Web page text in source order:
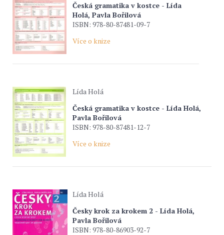
Česká gramatika v kostce - Lída
Holá, Pavla Bořilová
ISBN: 978-80-87481-09-7
Více o knize
Lída Holá
Česká gramatika v kostce - Lída Holá,
Pavla Bořilová
ISBN: 978-80-87481-12-7
Více o knize
Lída Holá
Česky krok za krokem 2 - Lída Holá,
Pavla Bořilová
ISBN: 978-80-86903-92-7